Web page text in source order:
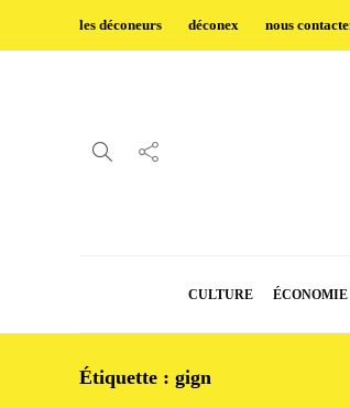
les déconeurs déconex nous
CULTURE ÉCONOMIE
Étiquette : gign